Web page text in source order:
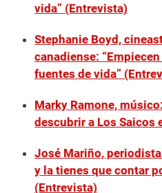
vida” (Entrevista)
Stephanie Boyd,
canadiense:
fuentes de vida”
Marky Ramone,
descubrir a Los Saicos
José Mariño,
y la tienes que contar
(Entrevista)